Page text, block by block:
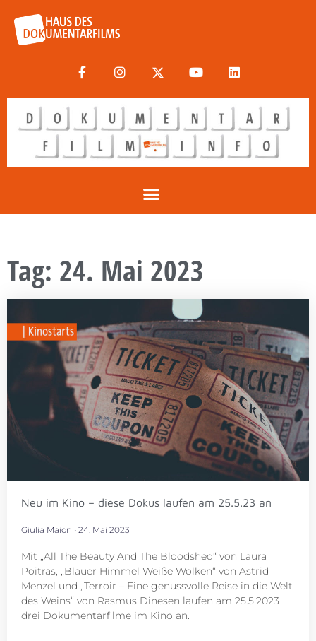
Tag: 24. Mai 2023
Neu im Kino – diese Dokus laufen am 25.5.23 an
Giulia Maion 24. Mai 2023
Mit „All The Beauty And The Bloodshed“ von Laura
Poitras, „Blauer Himmel Weiße Wolken“ von Astrid
Menzel und „Terroir – Eine genussvolle Reise in die Welt
des Weins“ von Rasmus Dinesen laufen am 25.5.2023
drei Dokumentarfilme im Kino an.